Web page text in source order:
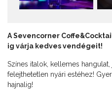
A Sevencorner
ig várja kedves vendégeit!
Színes italok, kellemes
felejthetetlen nyári estéhez!
hajnalig!